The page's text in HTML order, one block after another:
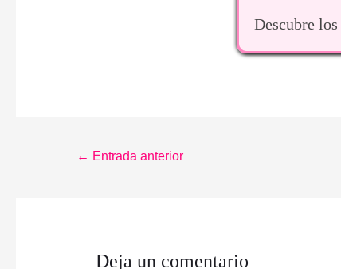
Descubre los
Navegación
← Entrada anterior
Deja un comentario